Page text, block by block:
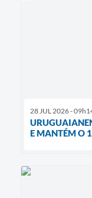
28 JUL 2026 -
E MANTÉM O